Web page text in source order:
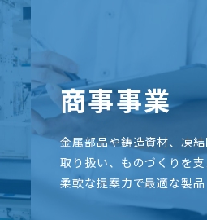
商事事業
金属部品や鋳造資材、凍
取り扱い、ものづくりを
柔軟な提案力で最適な製品